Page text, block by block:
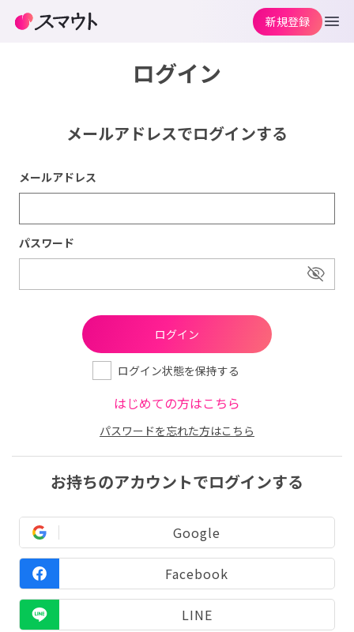
ログイン
メールアドレスでログインする
メールアドレス
パスワード
ログイン状態を保持する
はじめての方はこちら
パスワードを忘れた方はこちら
お持ちのアカウントでログインする
Google
Facebook
LINE
新規登録